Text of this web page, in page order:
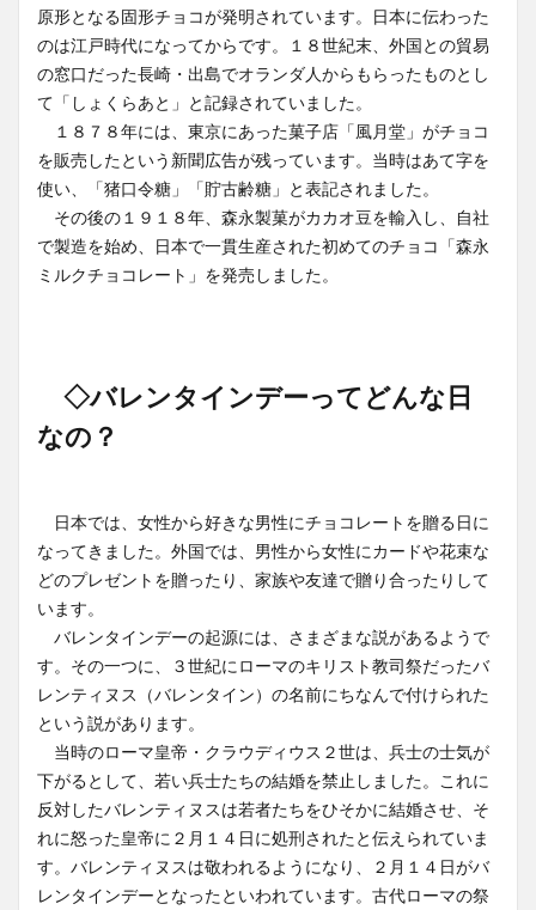
原形となる固形チョコが発明されています。日本に伝わった
のは江戸時代になってからです。１８世紀末、外国との貿易
の窓口だった長崎・出島でオランダ人からもらったものとし
て「しょくらあと」と記録されていました。
１８７８年には、東京にあった菓子店「風月堂」がチョコ
を販売したという新聞広告が残っています。当時はあて字を
使い、「猪口令糖」「貯古齢糖」と表記されました。
その後の１９１８年、森永製菓がカカオ豆を輸入し、自社
で製造を始め、日本で一貫生産された初めてのチョコ「森永
ミルクチョコレート」を発売しました。
◇バレンタインデーってどんな日
なの？
日本では、女性から好きな男性にチョコレートを贈る日に
なってきました。外国では、男性から女性にカードや花束な
どのプレゼントを贈ったり、家族や友達で贈り合ったりして
います。
バレンタインデーの起源には、さまざまな説があるようで
す。その一つに、３世紀にローマのキリスト教司祭だったバ
レンティヌス（バレンタイン）の名前にちなんで付けられた
という説があります。
当時のローマ皇帝・クラウディウス２世は、兵士の士気が
下がるとして、若い兵士たちの結婚を禁止しました。これに
反対したバレンティヌスは若者たちをひそかに結婚させ、そ
れに怒った皇帝に２月１４日に処刑されたと伝えられていま
す。バレンティヌスは敬われるようになり、２月１４日がバ
レンタインデーとなったといわれています。古代ローマの祭